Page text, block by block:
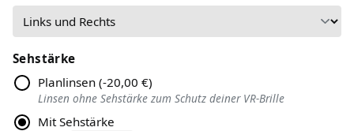
Sehstärke
Planlinsen (-20,00 €)
Linsen ohne Sehstärke zum Schutz deiner VR-Brille
Mit Sehstärke